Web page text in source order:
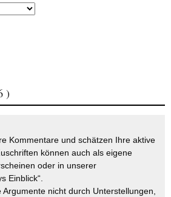
)
Kommentare und schätzen Ihre aktive
können auch als eigene
oder in unserer
Einblick“.
Argumente nicht durch Unterstellungen,